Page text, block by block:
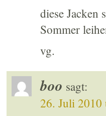
diese Jacken
Sommer
vg.
boo sagt:
26. Juli